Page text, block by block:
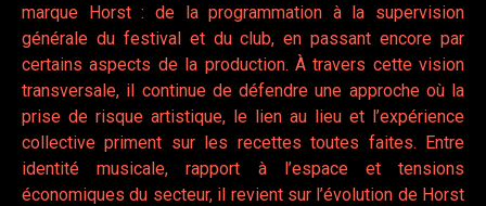
marque Horst : de la programmation à la supervision
générale du festival et du club, en passant encore par
certains aspects de la production. À travers cette vision
transversale, il continue de défendre une approche où la
prise de risque artistique, le lien au lieu et l’expérience
collective priment sur les recettes toutes faites. Entre
identité musicale, rapport à l’espace et tensions
économiques du secteur, il revient sur l’évolution de Horst